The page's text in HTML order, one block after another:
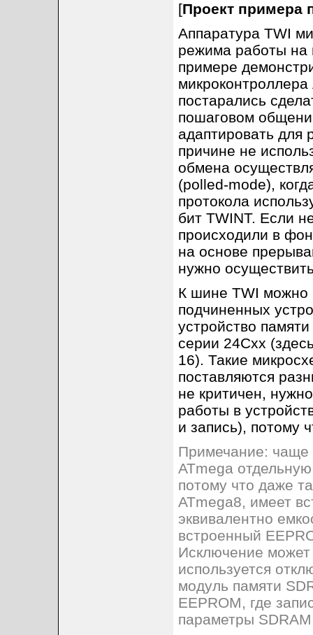
[Проект примера
Аппаратура TWI
режима работы на
примере
постарались
пошаговом
адаптировать для
причине не
обмена
(polled-mode),
протокола
бит TWINT. Если
происходили в
на основе
нужно
К шине TWI можно
подчиненных
устройство
серии 24Cxx
16). Такие
поставляются
не критичен,
работы в
и запись), потому
Примечание: чаще
ATmega
потому что даже
ATmega8, имеет
эквивалентно
встроенный
Исключение
используется
модуль памяти
EEPROM, где
параметры